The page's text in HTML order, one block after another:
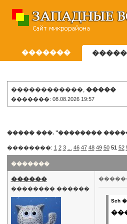
������� �����
������������, �����
�������: 08.08.2026 19:57
����� ���. "��������
��������: 1 2 3 46 47 48 49 50 51 52
�������
������
�������� ������
Sch